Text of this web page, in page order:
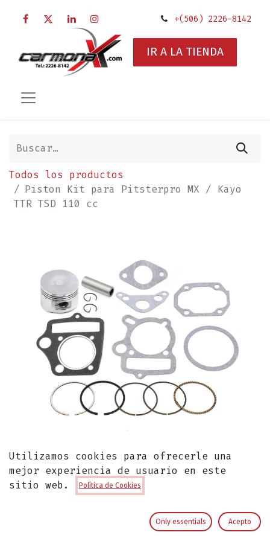
+(506) 2226-8142
IR A LA TIENDA
Todos los productos
Piston Kit para Pitsterpro MX / Kayo
TTR TSD 110 cc
Piston Kit para Pitsterpro MX / Kayo
TTR TSD 110 cc
Piston Kit para motor linea 110 cc
Utilizamos cookies para ofrecerle una
mejor experiencia de usuario en este
sitio web.
Política de Cookies
Only essentials Acepto